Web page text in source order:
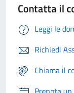
Contatta il
Leggi le
Richiedi
Chiama il